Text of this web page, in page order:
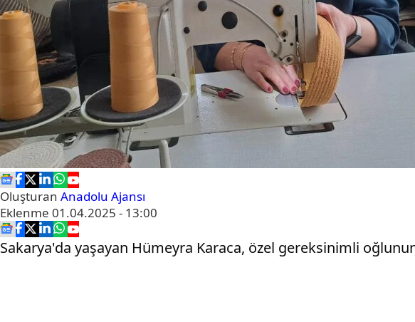
Oluşturan Anadolu Ajansı
Eklenme 01.04.2025 - 13:00
Sakarya'da yaşayan Hümeyra Karaca, özel gereksinimli